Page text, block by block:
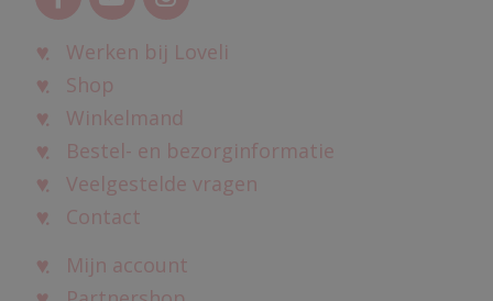
Werken bij Loveli
Shop
Winkelmand
Bestel- en bezorginformatie
Veelgestelde vragen
Contact
Mijn account